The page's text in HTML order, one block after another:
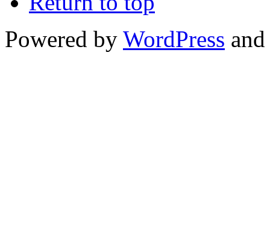
Powered by WordPress